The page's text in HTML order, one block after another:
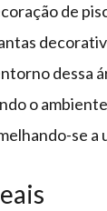
de
dessa
o
se a